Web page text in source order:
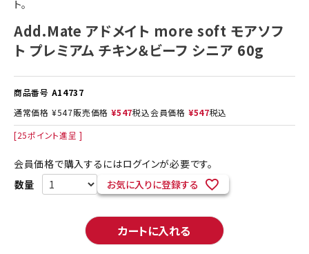
ト。
Add.Mate アドメイト more soft モアソフ
ト プレミアム チキン＆ビーフ シニア 60g
商品番号 A14737
通常価格 ¥547販売価格 ¥547税込会員価格 ¥547税込
[25ポイント進呈 ]
会員価格で購入するにはログインが必要です。
お気に入りに登録する
カートに入れる